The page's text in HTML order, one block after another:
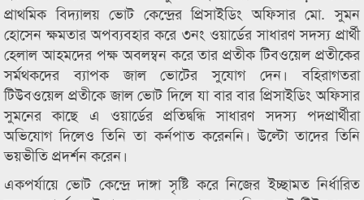
প্রাথমিক বিদ্যালয় ভোট কেন্দ্রের প্রিসাইডিং অফিসার মো. সুমন
হোসেন ক্ষমতার অপব্যবহার করে ৩নং ওয়ার্ডের সাধারণ সদস্য প্রার্থী
হেলাল আহমদের পক্ষ অবলম্বন করে তার প্রতীক টিবওয়েল প্রতীকের
সর্মথকদের ব্যাপক জাল ভোটের সুযোগ দেন। বহিরাগতরা
টিউবওয়েল প্রতীকে জাল ভোট দিলে যা বার বার প্রিসাইডিং অফিসার
সুমনের কাছে এ ওয়ার্ডের প্রতিদ্বন্ধি সাধারণ সদস্য পদপ্রার্থীরা
অভিযোগ দিলেও তিনি তা কর্নপাত করেননি। উল্টো তাদের তিনি
ভয়ভীতি প্রদর্শন করেন।
একপর্যায়ে ভোট কেন্দ্রে দাঙ্গা সৃষ্টি করে নিজের ইচ্ছামত নির্ধারিত